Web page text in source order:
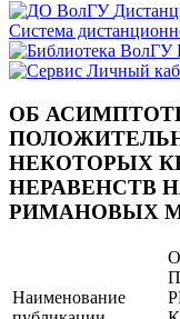
Система
ОБ
НЕКОТОРЫХ
НЕРАВЕНСТВ
РИМАНОВЫХ
Наименование